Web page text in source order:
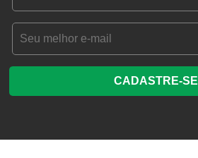
CADASTRE-SE